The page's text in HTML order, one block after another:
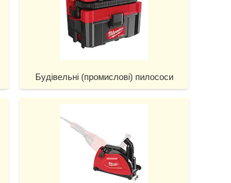
Будівельні (промислові) пилососи